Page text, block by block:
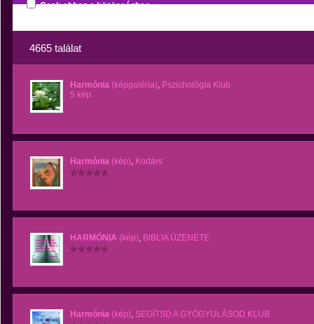
Csak ebben a közösségben
4665 találat
Harmónia (képgaléria), Pszichológia Klub
5 kép
Harmónia (kép), Kortárs
HARMÓNIA (kép), BIBLIA ÜZENETE
Harmónia (kép), SEGÍTSD A GYÓGYULÁSOD KLUB